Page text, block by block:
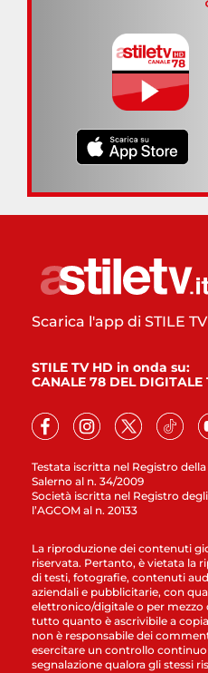
Testata iscritta nel Registro
Salerno al n. 34/2009
Società iscritta nel Registro
l’AGCOM al n. 20133
Scarica l'app di STILE
STILE TV HD in onda su:
CANALE 78 DEL DIGITALE
La riproduzione dei contenuti
riservata. Pertanto, è vietata la
di testi, fotografie, contenuti
aziendali e pubblicitarie, con
elettronico/digitale o per mezzo
tutto quanto è ascrivibile a
non è responsabile dei
esercitare un controllo
segnalazione qualora gli stessi